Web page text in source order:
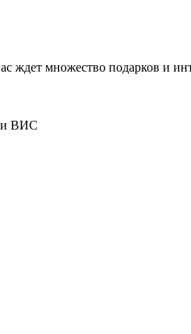
ждет множество подарков и
ВИС